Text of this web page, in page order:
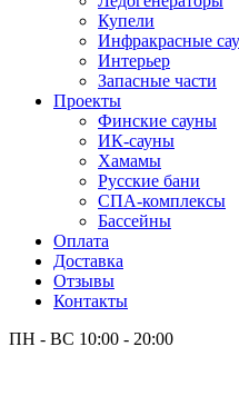
Купели
Инфракрасные
Интерьер
Запасные части
Проекты
Финские сауны
ИК-сауны
Хамамы
Русские бани
СПА-комплексы
Бассейны
Оплата
Доставка
Отзывы
Контакты
ПН - ВС 10:00 - 20:00